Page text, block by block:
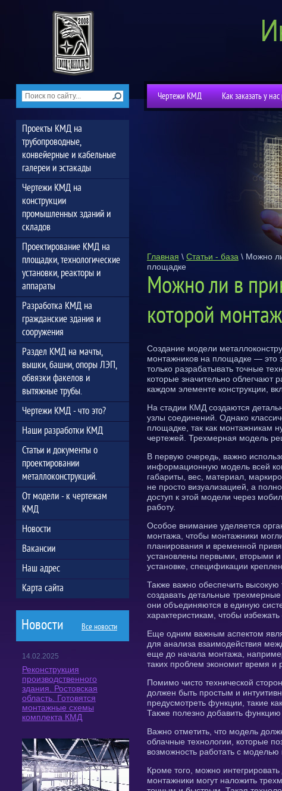
Чертежи КМД Как заказать у
Главная \ Статьи - база \ Можно
площадке
Можно ли в
которой
Создание модели
монтажников на площадке — это
только разрабатывать точные
которые значительно
каждом элементе конструкции,
На стадии КМД создаются
узлы соединений. Однако
площадке, так как монтажникам
чертежей. Трехмерная модель
В первую очередь, важно
информационную модель всей
габариты, вес, материал,
не просто визуализацией, а
доступ к этой модели через
работу.
Особое внимание уделяется
монтажа, чтобы монтажники
планирования и временной
установлены первыми, вторыми и
установке, спецификации
Также важно обеспечить
создавать детальные
они объединяются в единую
характеристикам, чтобы
Еще одним важным аспектом
для анализа взаимодействия
еще до начала монтажа,
таких проблем экономит время и
Помимо чисто технической
должен быть простым и
предусмотреть функции, такие
Также полезно добавить
Важно отметить, что модель
облачные технологии, которые
возможность работать с
Кроме того, можно
монтажники могут наложить
Проекты КМД на
трубопроводные,
конвейерные и кабельные
галереи и эстакады
Чертежи КМД на
конструкции
промышленных зданий и
складов
Проектирование КМД на
площадки, технологические
установки, реакторы и
аппараты
Разработка КМД на
гражданские здания и
сооружения
Раздел КМД на мачты,
вышки, башни, опоры ЛЭП,
обвязки факелов и
вытяжные трубы.
Чертежи КМД - что это?
Наши разработки КМД
Статьи и документы о
проектировании
металлоконструкций.
От модели - к чертежам
КМД
Новости
Вакансии
Наш адрес
Карта сайта
Новости Все новости
14.02.2025
Реконструкция
производственного
здания. Ростовская
область. Готовятся
монтажные схемы
комплекта КМД